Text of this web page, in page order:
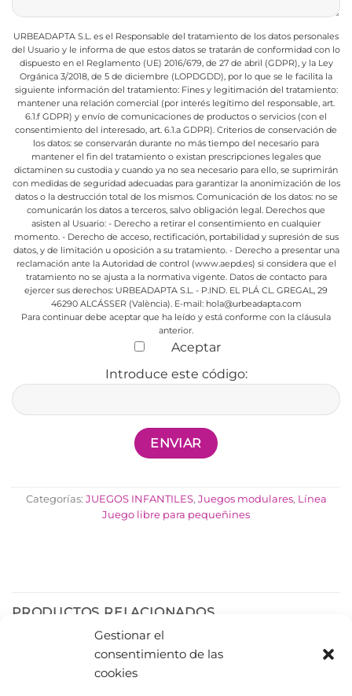
Gestionar el
consentimiento de las
cookies
URBEADAPTA S.L. es el Responsable del tratamiento de los datos personales
del Usuario y le informa de que estos datos se tratarán de conformidad con lo
dispuesto en el Reglamento (UE) 2016/679, de 27 de abril (GDPR), y la Ley
Orgánica 3/2018, de 5 de diciembre (LOPDGDD), por lo que se le facilita la
siguiente información del tratamiento:Fines y legitimación del tratamiento:
mantener una relación comercial (por interés legítimo del responsable, art.
6.1.f GDPR) y envío de comunicaciones de productos o servicios (con el
consentimiento del interesado, art. 6.1.a GDPR). Criterios de conservación de
los datos: se conservarán durante no más tiempo del necesario para
mantener el fin del tratamiento o existan prescripciones legales que
dictaminen su custodia y cuando ya no sea necesario para ello, se suprimirán
con medidas de seguridad adecuadas para garantizar la anonimización de los
datos o la destrucción total de los mismos. Comunicación de los datos: no se
comunicarán los datos a terceros, salvo obligación legal. Derechos que
asisten al Usuario: - Derecho a retirar el consentimiento en cualquier
momento. - Derecho de acceso, rectificación, portabilidad y supresión de sus
datos, y de limitación u oposición a su tratamiento. - Derecho a presentar una
reclamación ante la Autoridad de control (www.aepd.es) si considera que el
tratamiento no se ajusta a la normativa vigente. Datos de contacto para
ejercer sus derechos: URBEADAPTA S.L. - P.IND. EL PLÁ CL. GREGAL, 29
46290 ALCÁSSER (València). E-mail: hola@urbeadapta.com
Para continuar debe aceptar que ha leído y está conforme con la cláusula
anterior.
Aceptar
Introduce este código:
Categorías: JUEGOS INFANTILES, Juegos modulares, Línea
Juego libre para pequeñines
PRODUCTOS RELACIONADOS